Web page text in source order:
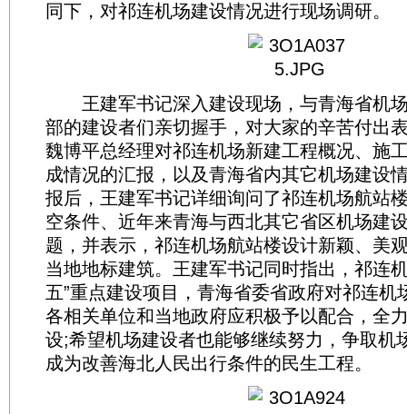
同下，对祁连机场建设情况进行现场调研。
王建军书记深入建设现场，与青海省机
部的建设者们亲切握手，对大家的辛苦付出
魏博平总经理对祁连机场新建工程概况、施
成情况的汇报，以及青海省内其它机场建设
报后，王建军书记详细询问了祁连机场航站
空条件、近年来青海与西北其它省区机场建
题，并表示，祁连机场航站楼设计新颖、美
当地地标建筑。王建军书记同时指出，祁连
五”重点建设项目，青海省委省政府对祁连机
各相关单位和当地政府应积极予以配合，全
设;希望机场建设者也能够继续努力，争取机
成为改善海北人民出行条件的民生工程。